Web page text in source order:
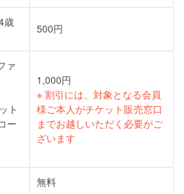
歳
500円
ァ
ト
ー
1,000円
※ 割引には、対象となる会員
様ご本人がチケット販売窓口
までお越しいただく必要がご
ざいます
無料